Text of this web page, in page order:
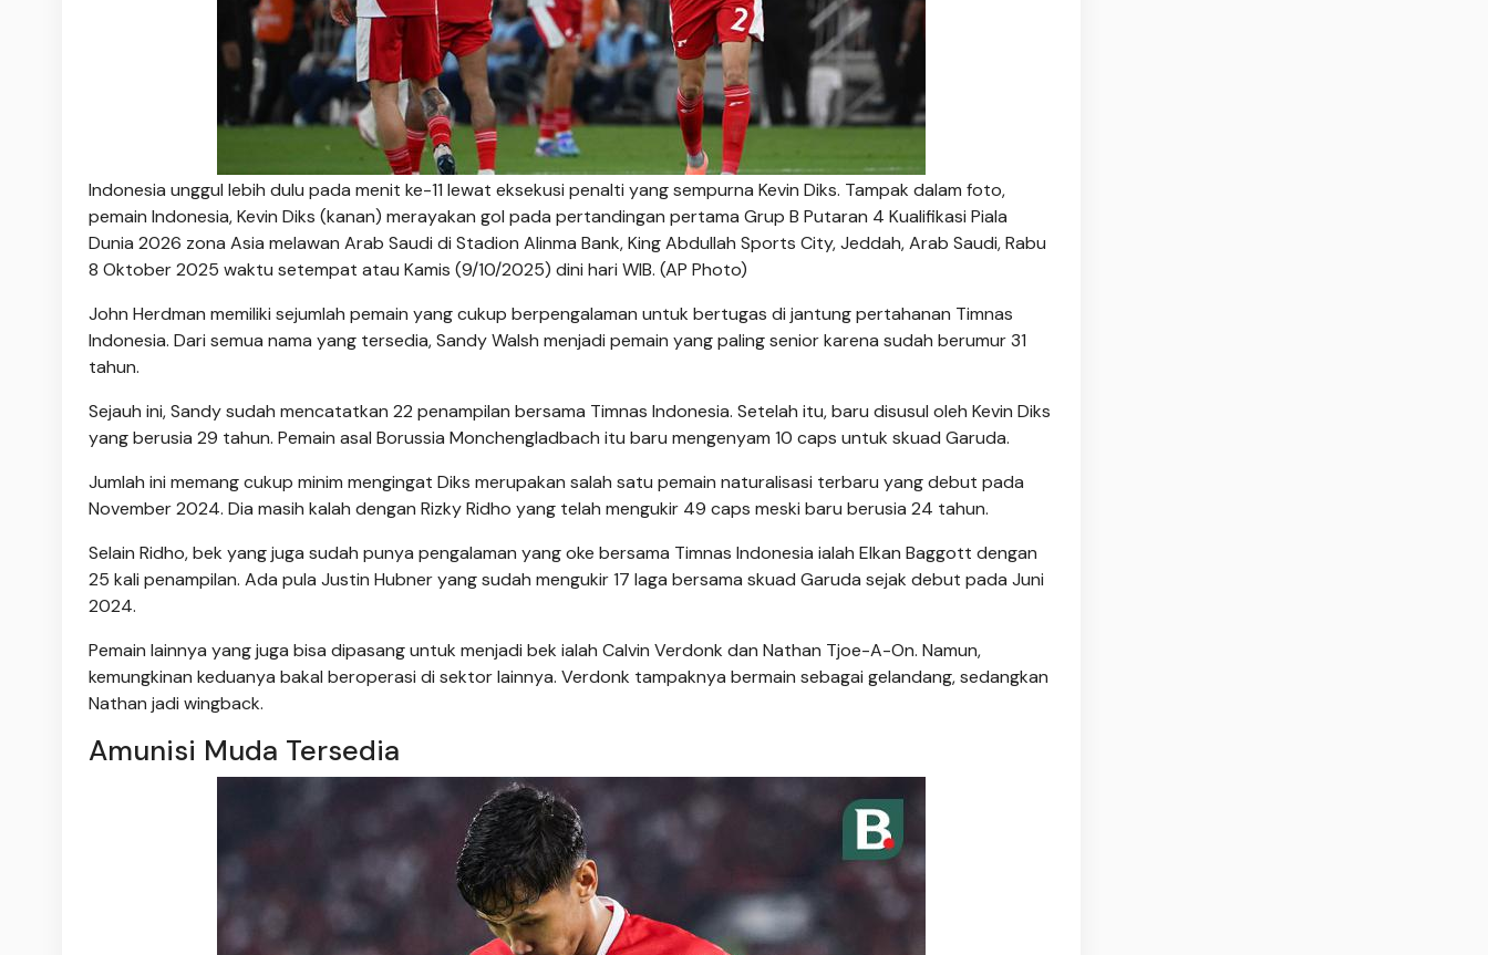
Indonesia unggul lebih dulu pada menit ke-11 lewat eksekusi penalti yang sempurna Kevin Diks. Tampak dalam foto,
pemain Indonesia, Kevin Diks (kanan) merayakan gol pada pertandingan pertama Grup B Putaran 4 Kualifikasi Piala
Dunia 2026 zona Asia melawan Arab Saudi di Stadion Alinma Bank, King Abdullah Sports City, Jeddah, Arab Saudi, Rabu
8 Oktober 2025 waktu setempat atau Kamis (9/10/2025) dini hari WIB. (AP Photo)
John Herdman memiliki sejumlah pemain yang cukup berpengalaman untuk bertugas di jantung pertahanan Timnas
Indonesia. Dari semua nama yang tersedia, Sandy Walsh menjadi pemain yang paling senior karena sudah berumur 31
tahun.
Sejauh ini, Sandy sudah mencatatkan 22 penampilan bersama Timnas Indonesia. Setelah itu, baru disusul oleh Kevin Diks
yang berusia 29 tahun. Pemain asal Borussia Monchengladbach itu baru mengenyam 10 caps untuk skuad Garuda.
Jumlah ini memang cukup minim mengingat Diks merupakan salah satu pemain naturalisasi terbaru yang debut pada
November 2024. Dia masih kalah dengan Rizky Ridho yang telah mengukir 49 caps meski baru berusia 24 tahun.
Selain Ridho, bek yang juga sudah punya pengalaman yang oke bersama Timnas Indonesia ialah Elkan Baggott dengan
25 kali penampilan. Ada pula Justin Hubner yang sudah mengukir 17 laga bersama skuad Garuda sejak debut pada Juni
2024.
Pemain lainnya yang juga bisa dipasang untuk menjadi bek ialah Calvin Verdonk dan Nathan Tjoe-A-On. Namun,
kemungkinan keduanya bakal beroperasi di sektor lainnya. Verdonk tampaknya bermain sebagai gelandang, sedangkan
Nathan jadi wingback.
Amunisi Muda Tersedia